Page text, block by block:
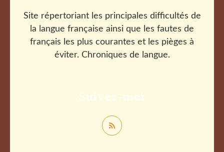
Suivez-moi
Site répertoriant les principales difficultés de
la langue française ainsi que les fautes de
français les plus courantes et les pièges à
éviter. Chroniques de langue.